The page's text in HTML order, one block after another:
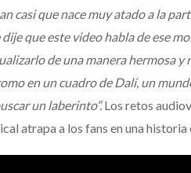
casi que nace muy atado a la
que este video habla de ese
de una manera hermosa
en un cuadro de Dalí, un
un laberinto”.Los retos
atrapa a los fans en una